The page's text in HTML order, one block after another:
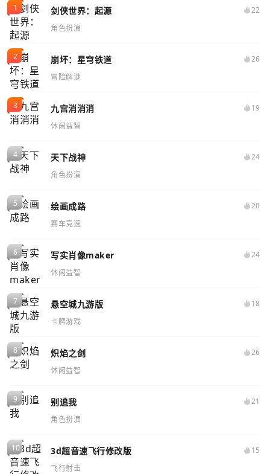
剑侠世界：起源
22
角色扮演
崩坏：星穹铁道
26
冒险解谜
九宫消消消
19
休闲益智
天下战神
24
角色扮演
绘画成路
20
赛车竞速
写实肖像maker
24
休闲益智
悬空城九游版
18
卡牌游戏
炽焰之剑
26
休闲益智
别追我
21
角色扮演
3d超音速飞行修改版
15
飞行射击